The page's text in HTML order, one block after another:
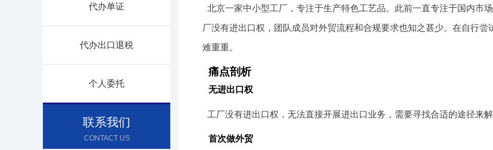
代办单证
代办出口退税
个人委托
联系我们
CONTACT US
北京一家中小型工厂，专注于生产特色工艺品。此前一直专注于国内市
厂没有进出口权，团队成员对外贸流程和合规要求也知之甚少。在自行
难重重。
痛点剖析
无进出口权
工厂没有进出口权，无法直接开展进出口业务，需要寻找合适的途径来解
首次做外贸